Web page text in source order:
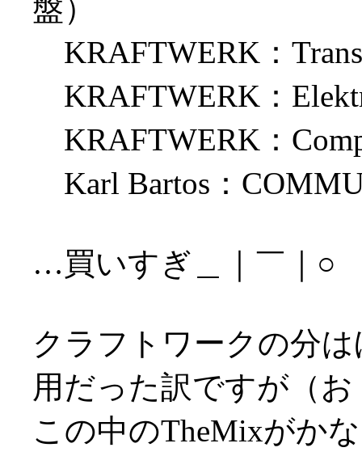
盤）
KRAFTWERK：
KRAFTWERK：
KRAFTWERK：
Karl Bartos：
…買いすぎ＿｜￣｜○
クラフトワークの分
用だった訳ですが（お
この中のTheMixがか